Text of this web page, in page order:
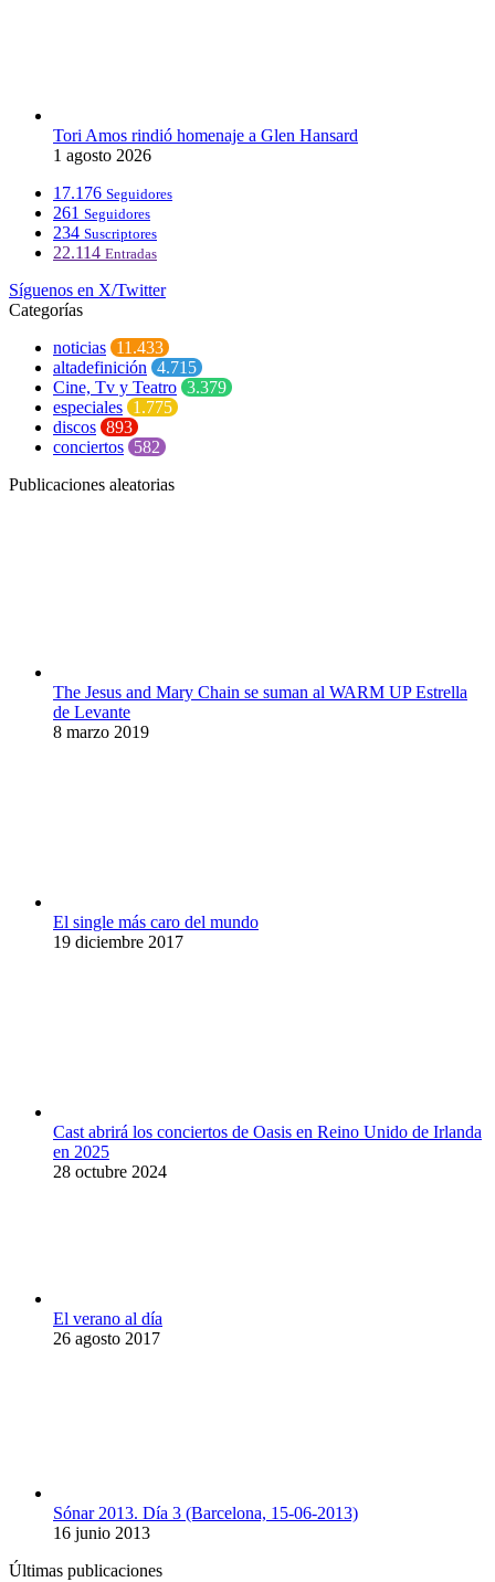
Tori Amos rindió homenaje a Glen Hansard
1 agosto 2026
17.176 Seguidores
261 Seguidores
234 Suscriptores
22.114 Entradas
Síguenos en X/Twitter
Categorías
noticias 11.433
altadefinición 4.715
Cine, Tv y Teatro 3.379
especiales 1.775
discos 893
conciertos 582
Publicaciones aleatorias
The Jesus and Mary Chain se suman al WARM UP Estrella
de Levante
8 marzo 2019
El single más caro del mundo
19 diciembre 2017
Cast abrirá los conciertos de Oasis en Reino Unido de Irlanda
en 2025
28 octubre 2024
El verano al día
26 agosto 2017
Sónar 2013. Día 3 (Barcelona, 15-06-2013)
16 junio 2013
Últimas publicaciones